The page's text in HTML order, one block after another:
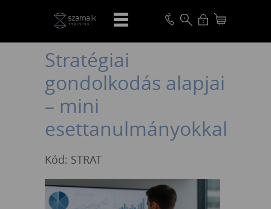
VISSZA
Stratégiai
gondolkodás alapjai
– mini
esettanulmányokkal
Kód: STRAT